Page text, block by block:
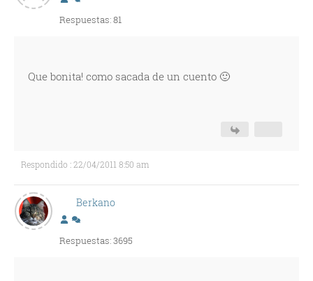
Respuestas: 81
Que bonita! como sacada de un cuento 🙂
Respondido : 22/04/2011 8:50 am
Berkano
Respuestas: 3695